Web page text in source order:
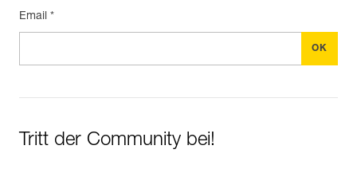
Email *
Tritt der Community bei!